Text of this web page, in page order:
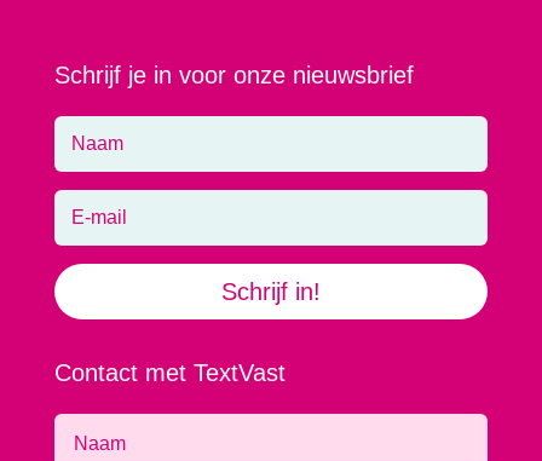
Schrijf je in voor onze nieuwsbrief
Schrijf in!
Contact met TextVast